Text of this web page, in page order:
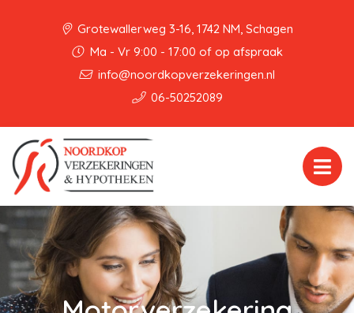
Grotewallerweg 3-16, 1742 NM, Schagen
Ma - Vr 9:00 - 17:00 of op afspraak
info@noordkopverzekeringen.nl
06-50252089